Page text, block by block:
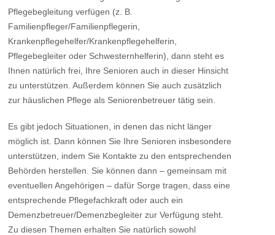
Pflegebegleitung verfügen (z. B.
Familienpfleger/Familienpflegerin,
Krankenpflegehelfer/Krankenpflegehelferin,
Pflegebegleiter oder Schwesternhelferin), dann steht es
Ihnen natürlich frei, Ihre Senioren auch in dieser Hinsicht
zu unterstützen. Außerdem können Sie auch zusätzlich
zur häuslichen Pflege als Seniorenbetreuer tätig sein.
Es gibt jedoch Situationen, in denen das nicht länger
möglich ist. Dann können Sie Ihre Senioren insbesondere
unterstützen, indem Sie Kontakte zu den entsprechenden
Behörden herstellen. Sie können dann – gemeinsam mit
eventuellen Angehörigen – dafür Sorge tragen, dass eine
entsprechende Pflegefachkraft oder auch ein
Demenzbetreuer/Demenzbegleiter zur Verfügung steht.
Zu diesen Themen erhalten Sie natürlich sowohl